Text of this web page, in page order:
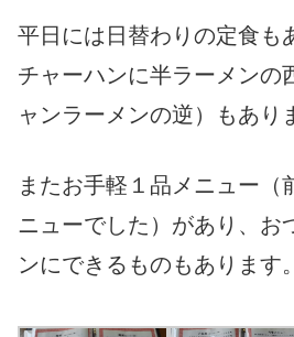
平日には日替わりの定食も
チャーハンに半ラーメンの
ャンラーメンの逆）もあり
またお手軽１品メニュー（
ニューでした）があり、お
ンにできるものもあります。